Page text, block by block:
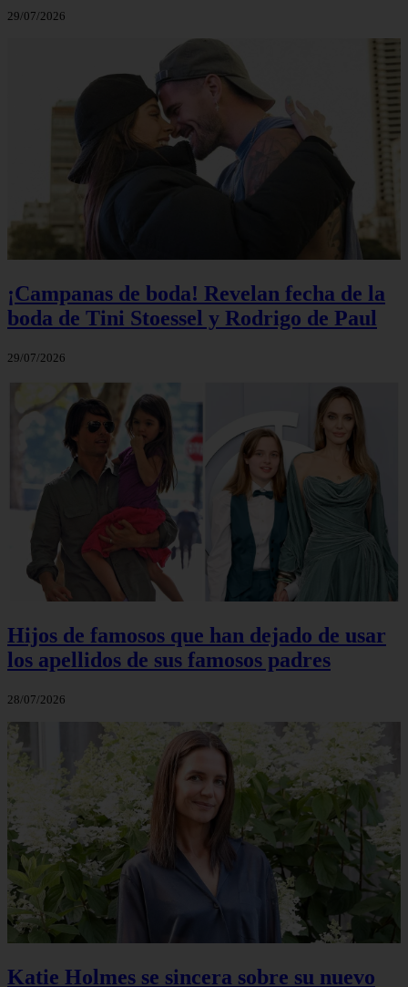
29/07/2026
¡Campanas de boda! Revelan fecha de la
boda de Tini Stoessel y Rodrigo de Paul
29/07/2026
Hijos de famosos que han dejado de usar
los apellidos de sus famosos padres
28/07/2026
Katie Holmes se sincera sobre su nuevo